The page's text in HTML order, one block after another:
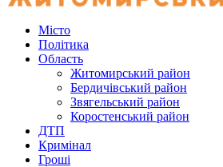
Місто
Політика
Область
Житомирський район
Бердичівський район
Звягельський район
Коростенський район
ДТП
Кримінал
Гроші